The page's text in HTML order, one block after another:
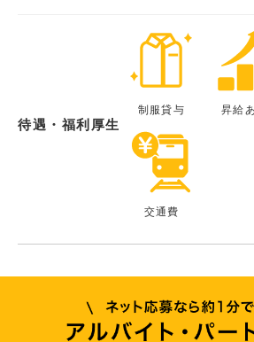
待遇・福利厚生
制服貸与 昇給
交通費